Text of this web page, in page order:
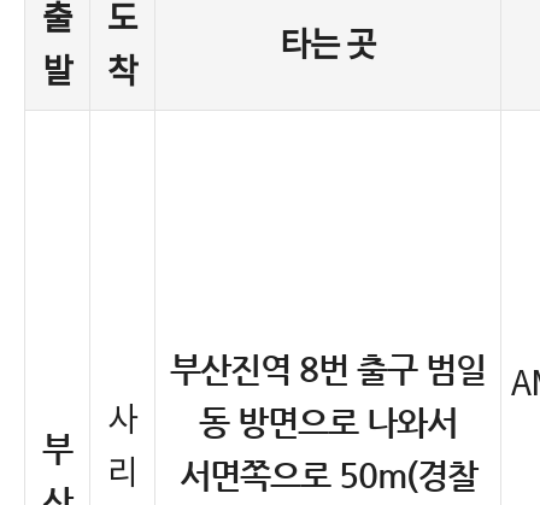
출
발
도
착
타는 곳
부
사
리
부산진역 8번 출구 범일
동 방면으로 나와서
서면쪽으로 50m(경찰